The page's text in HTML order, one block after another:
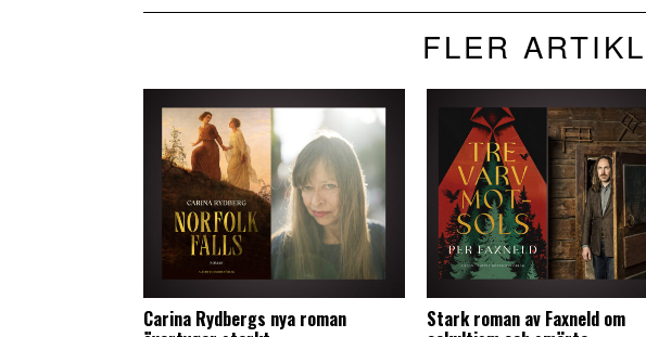
FLER
Carina Rydbergs nya roman Stark roman av Faxneld om